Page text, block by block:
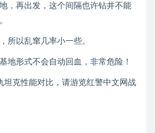
，再出发，这个间隔也许钻井不能
所以乱窜几率小一些。
地形式不会自动回血，非常危险！
坦克性能对比，请游览红警中文网战